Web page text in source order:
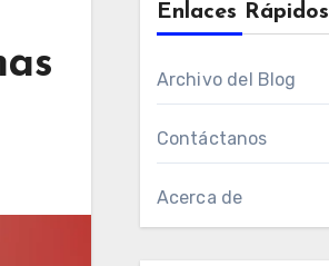
Enlaces Rápidos
Archivo del Blog
Contáctanos
Acerca de